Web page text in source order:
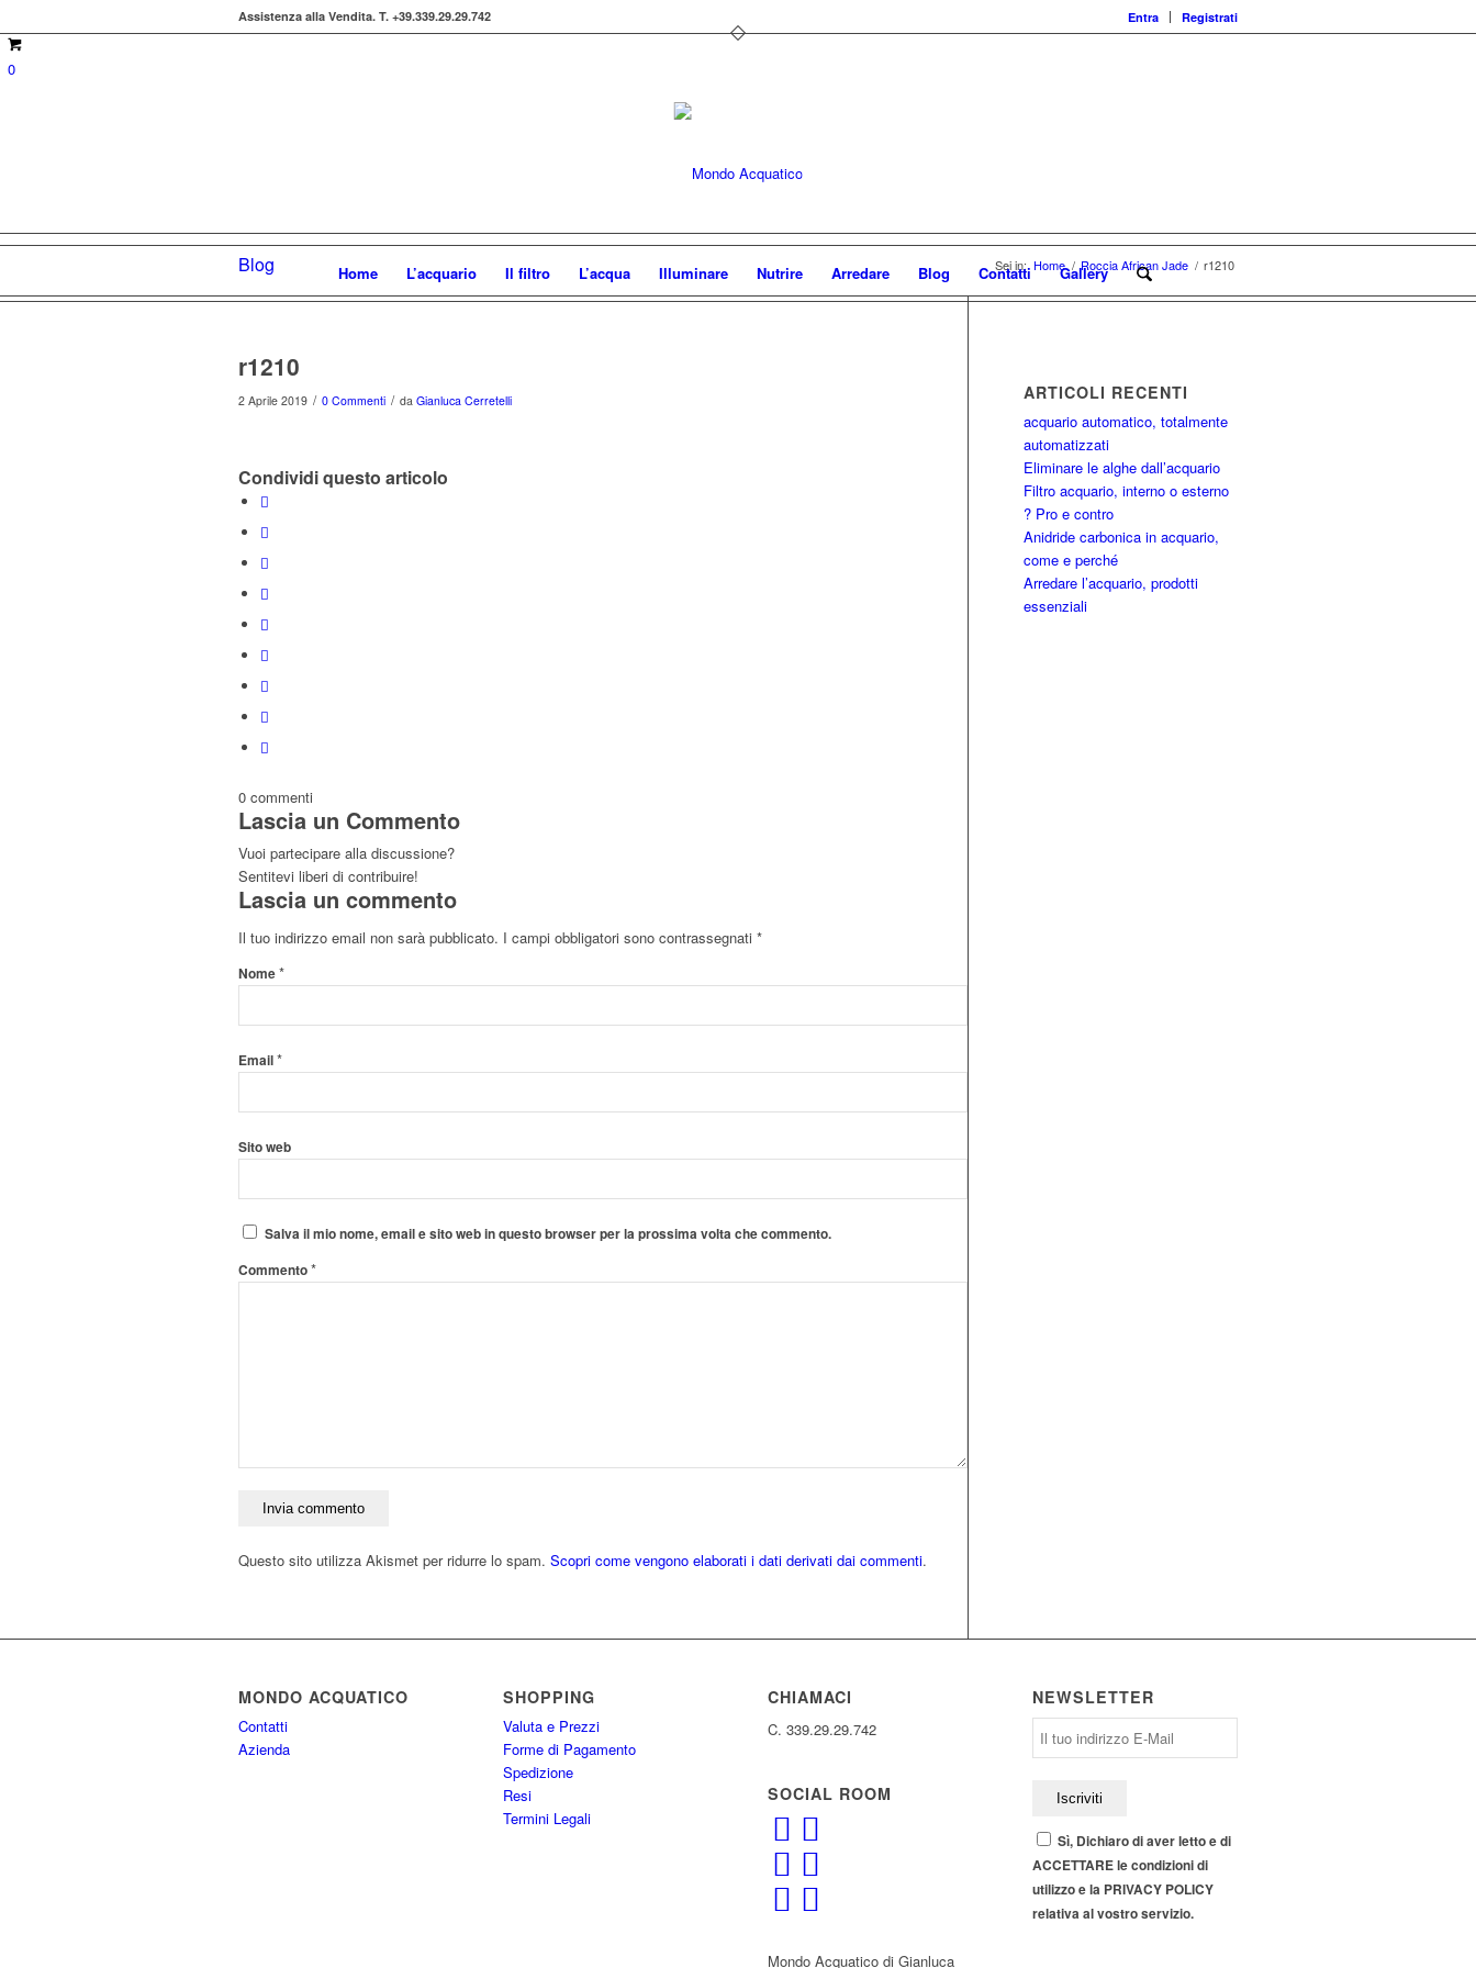
Entra Registrati
Assistenza alla Vendita. T. +39.339.29.29.742
0
Home L’acquario Il filtro L’acqua Illuminare Nutrire Arredare Blog Contatti Gallery
Blog Sei in: Home / Roccia African Jade / r1210
r1210
2 Aprile 2019 / 0 Commenti / da Gianluca Cerretelli
Condividi questo articolo
0 commenti
Lascia un Commento
Vuoi partecipare alla discussione?
Sentitevi liberi di contribuire!
Lascia un commento
Il tuo indirizzo email non sarà pubblicato. I campi obbligatori sono contrassegnati *
Nome*
Email*
Sito web
Salva il mio nome, email e sito web in questo browser per la prossima volta che commento.
Commento*
Questo sito utilizza Akismet per ridurre lo spam. Scopri come vengono elaborati i dati derivati dai commenti.
ARTICOLI RECENTI
acquario automatico, totalmente
automatizzati
Eliminare le alghe dall’acquario
Filtro acquario, interno o esterno
? Pro e contro
Anidride carbonica in acquario,
come e perché
Arredare l’acquario, prodotti
essenziali
MONDO ACQUATICO
Contatti
Azienda
SHOPPING
Valuta e Prezzi
Forme di Pagamento
Spedizione
Resi
Termini Legali
CHIAMACI
C. 339.29.29.742
SOCIAL ROOM
Mondo Acquatico di Gianluca
NEWSLETTER
Sì, Dichiaro di aver letto e di
ACCETTARE le condizioni di
utilizzo e la PRIVACY POLICY
relativa al vostro servizio.